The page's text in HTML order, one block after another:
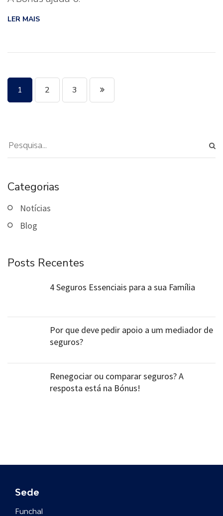
LER MAIS
1 2 3
Categorias
Notícias
Blog
Posts Recentes
4 Seguros Essenciais para a sua Família
Por que deve pedir apoio a um mediador de
seguros?
Renegociar ou comparar seguros? A
resposta está na Bónus!
Sede
Funchal